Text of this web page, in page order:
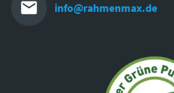
info@rahmenmax.de